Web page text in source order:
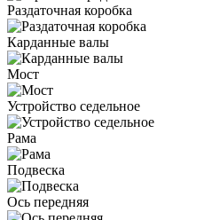
Раздаточная коробка
Карданные валы
Мост
Устройство седельное
Рама
Подвеска
Ось передняя